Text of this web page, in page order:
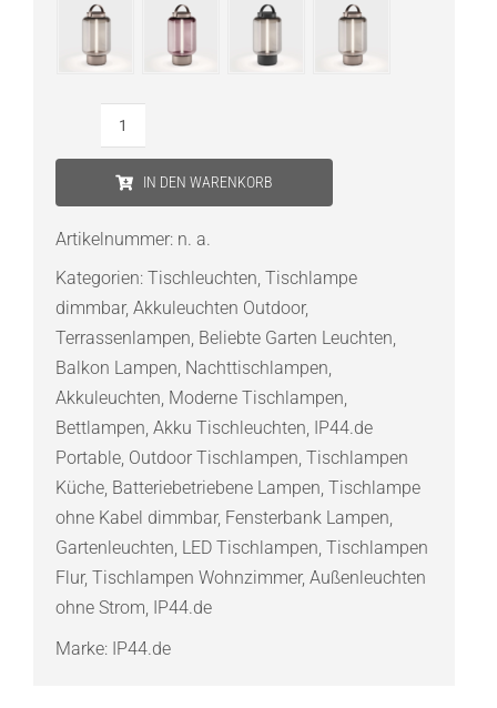
IN DEN WARENKORB
Artikelnummer: n. a.
Kategorien: Tischleuchten, Tischlampe
dimmbar, Akkuleuchten Outdoor,
Terrassenlampen, Beliebte Garten Leuchten,
Balkon Lampen, Nachttischlampen,
Akkuleuchten, Moderne Tischlampen,
Bettlampen, Akku Tischleuchten, IP44.de
Portable, Outdoor Tischlampen, Tischlampen
Küche, Batteriebetriebene Lampen, Tischlampe
ohne Kabel dimmbar, Fensterbank Lampen,
Gartenleuchten, LED Tischlampen, Tischlampen
Flur, Tischlampen Wohnzimmer, Außenleuchten
ohne Strom, IP44.de
Marke: IP44.de